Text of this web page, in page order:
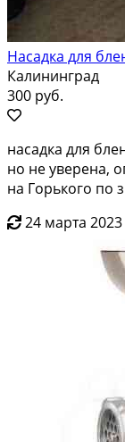
Насадка для
Калининград
300 руб.
насадка для
но не уверена,
на Горького по
24 марта 2023